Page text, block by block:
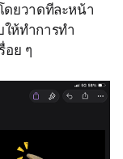
ดยวาดทีละหน้า
ให้ทำการทำ
อย ๆ